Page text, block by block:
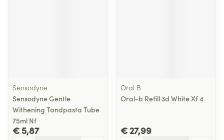
Sensodyne
Sensodyne Gentle
Withening Tandpasta Tube
75ml Nf
€ 5,87
Oral B
Oral-b Refill 3d White Xf 4
€ 27,99